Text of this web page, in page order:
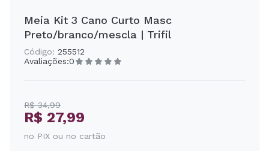
Meia Kit 3 Cano Curto Masc
Preto/branco/mescla | Trifil
Código: 255512
Avaliações:0
R$ 34,99
R$ 27,99
no PIX ou no cartão